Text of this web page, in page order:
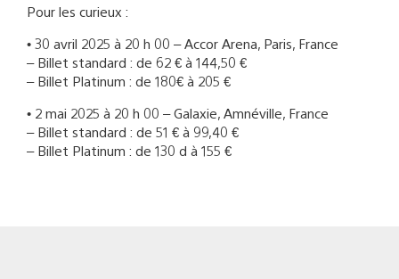
Pour les curieux :
• 30 avril 2025 à 20 h 00 – Accor Arena, Paris, France
– Billet standard : de 62 € à 144,50 €
– Billet Platinum : de 180€ à 205 €
• 2 mai 2025 à 20 h 00 – Galaxie, Amnéville, France
– Billet standard : de 51 € à 99,40 €
– Billet Platinum : de 130 d à 155 €